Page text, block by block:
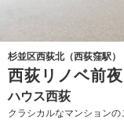
杉並区西荻北（西荻窪駅）
西荻リノベ前夜
ハウス西荻
クラシカルなマンション